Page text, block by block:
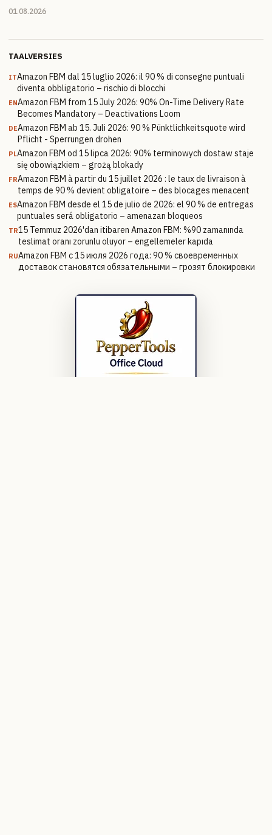
01.08.2026
TAALVERSIES
ITAmazon FBM dal 15 luglio 2026: il 90 % di consegne puntuali
diventa obbligatorio – rischio di blocchi
ENAmazon FBM from 15 July 2026: 90% On-Time Delivery Rate
Becomes Mandatory – Deactivations Loom
DEAmazon FBM ab 15. Juli 2026: 90 % Pünktlichkeitsquote wird
Pflicht - Sperrungen drohen
PLAmazon FBM od 15 lipca 2026: 90% terminowych dostaw staje
się obowiązkiem – grożą blokady
FRAmazon FBM à partir du 15 juillet 2026 : le taux de livraison à
temps de 90 % devient obligatoire – des blocages menacent
ESAmazon FBM desde el 15 de julio de 2026: el 90 % de entregas
puntuales será obligatorio – amenazan bloqueos
TR15 Temmuz 2026'dan itibaren Amazon FBM: %90 zamanında
teslimat oranı zorunlu oluyor – engellemeler kapıda
RUAmazon FBM с 15 июля 2026 года: 90 % своевременных
доставок становятся обязательными – грозят блокировки